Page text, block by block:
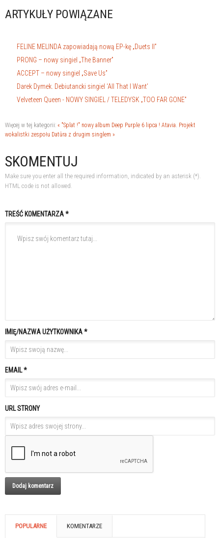
ARTYKUŁY POWIĄZANE
FELINE MELINDA zapowiadają nową EP-kę „Duets II”
PRONG – nowy singiel „The Banner”
ACCEPT – nowy singiel „Save Us”
Darek Dymek. Debiutancki singiel ‘All That I Want’
Velveteen Queen - NOWY SINGIEL / TELEDYSK „TOO FAR GONE”
Więcej w tej kategorii: « "Splat !" nowy album Deep Purple 6 lipca ! Atavia. Projekt
wokalistki zespołu Datûra z drugim singlem »
SKOMENTUJ
Make sure you enter all the required information, indicated by an asterisk (*).
HTML code is not allowed.
TREŚĆ KOMENTARZA *
IMIĘ/NAZWA UŻYTKOWNIKA *
EMAIL *
URL STRONY
POPULARNE KOMENTARZE